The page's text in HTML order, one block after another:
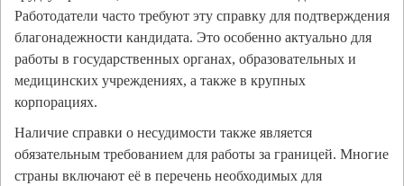
Работодатели часто требуют эту справку для подтверждения
благонадежности кандидата. Это особенно актуально для
работы в государственных органах, образовательных и
медицинских учреждениях, а также в крупных
корпорациях.
Наличие справки о несудимости также является
обязательным требованием для работы за границей. Многие
страны включают её в перечень необходимых для